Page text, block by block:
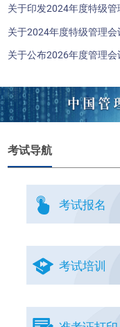
的通知
关于印发2024年度特级
关于2024年度特级管理
关于公布2026年度管理
考试导航
考试报名
考试培训